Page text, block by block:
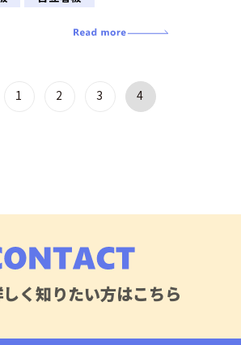
1 2 3 4
く知りたい方はこちら